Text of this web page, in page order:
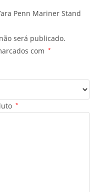
Penn Mariner Stand
será publicado.
com *
*